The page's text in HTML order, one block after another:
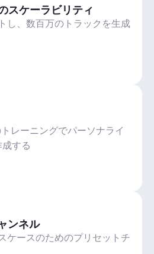
スケーラビリティ
し、数百万のトラックを生成
レーニングでパーソナライ
する
ンネル
ケースのためのプリセットチ